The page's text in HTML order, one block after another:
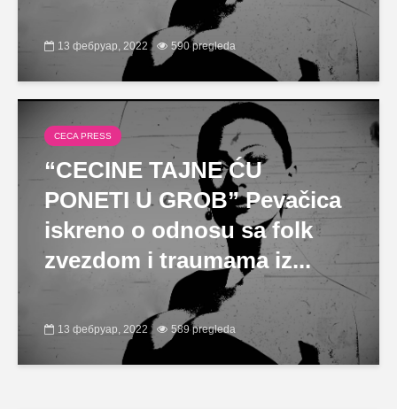
13 фебруар, 2022 590 pregleda
CECA PRESS
“CECINE TAJNE ĆU
PONETI U GROB” Pevačica
iskreno o odnosu sa folk
zvezdom i traumama iz...
13 фебруар, 2022 589 pregleda